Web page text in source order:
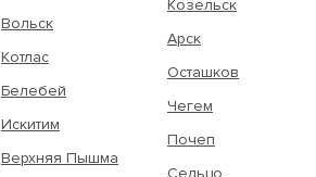
Вольск
Котлас
Белебей
Искитим
Верхняя Пышма
Козельск
Арск
Осташков
Чегем
Почеп
Сельцо